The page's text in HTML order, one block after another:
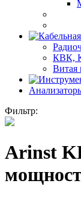
КВК,
Витая
Фильтр:
Arinst